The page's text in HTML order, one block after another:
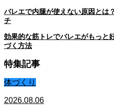
バレエで内腿が使えない原因とは
チ
効果的な筋トレでバレエがもっと
づく方法
特集記事
体づくり
2026.08.06